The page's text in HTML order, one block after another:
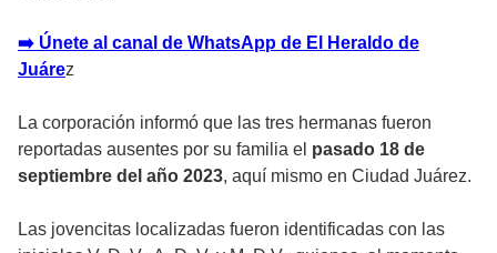
➡️ Únete al canal de WhatsApp de El Heraldo de
Juárez
La corporación informó que las tres hermanas fueron
reportadas ausentes por su familia el pasado 18 de
septiembre del año 2023, aquí mismo en Ciudad Juárez.
Las jovencitas localizadas fueron identificadas con las